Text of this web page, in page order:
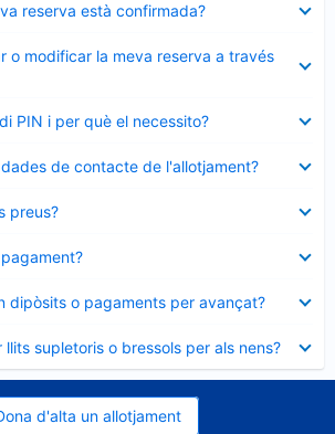
reserva està confirmada?
o modificar la meva reserva a través
PIN i per què el necessito?
de contacte de l'allotjament?
preus?
dipòsits o pagaments per avançat?
llits supletoris o bressols per als nens?
d'alta un allotjament